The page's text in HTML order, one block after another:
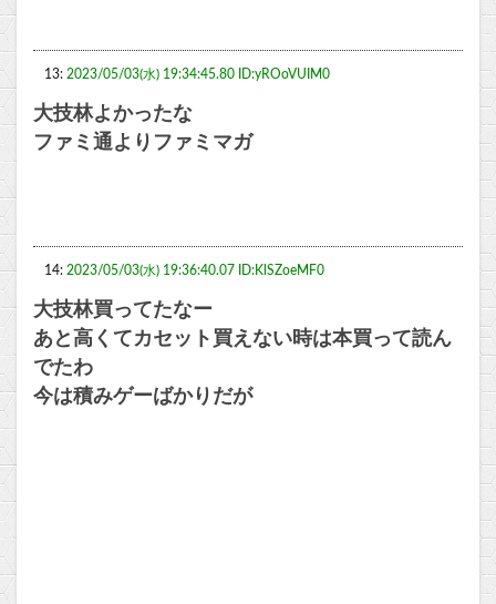
13: 2023/05/03(水) 19:34:45.80 ID:yROoVUIM0
大技林よかったな
ファミ通よりファミマガ
14: 2023/05/03(水) 19:36:40.07 ID:KlSZoeMF0
大技林買ってたなー
あと高くてカセット買えない時は本買って読ん
でたわ
今は積みゲーばかりだが